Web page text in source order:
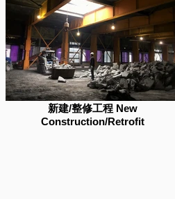
新建/整修工程 New
Construction/Retrofit